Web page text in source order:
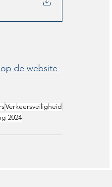
de website
Verkeersveiligheid
2024